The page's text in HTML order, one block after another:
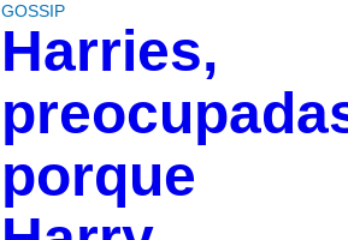
GOSSIP
Harries,
porque